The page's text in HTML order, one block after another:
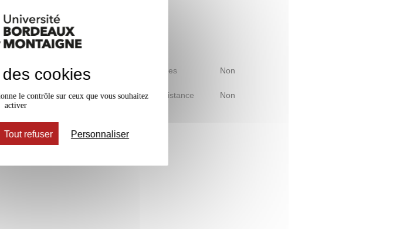
Mobilité d'études Non
Accessible à distance Non
cookies
le contrôle sur ceux que vous souhaitez
activer
Tout refuser Personnaliser